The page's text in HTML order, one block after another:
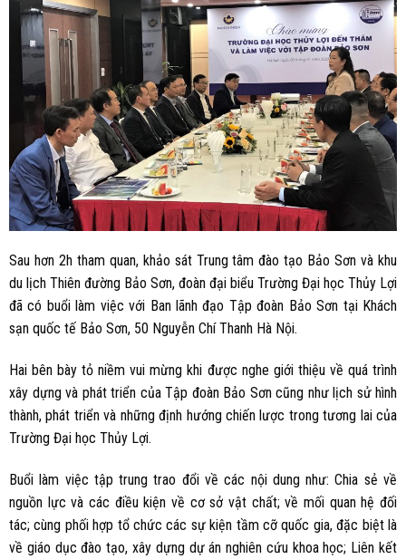
Sau hơn 2h tham quan, khảo sát Trung tâm đào tạo Bảo Sơn và khu
du lịch Thiên đường Bảo Sơn, đoàn đại biểu Trường Đại học Thủy Lợi
đã có buổi làm việc với Ban lãnh đạo Tập đoàn Bảo Sơn tại Khách
sạn quốc tế Bảo Sơn, 50 Nguyễn Chí Thanh Hà Nội.
Hai bên bày tỏ niềm vui mừng khi được nghe giới thiệu về quá trình
xây dựng và phát triển của Tập đoàn Bảo Sơn cũng như lịch sử hình
thành, phát triển và những định hướng chiến lược trong tương lai của
Trường Đại học Thủy Lợi.
Buổi làm việc tập trung trao đổi về các nội dung như: Chia sẻ về
nguồn lực và các điều kiện về cơ sở vật chất; về mối quan hệ đối
tác; cùng phối hợp tổ chức các sự kiện tầm cỡ quốc gia, đặc biệt là
về giáo dục đào tạo, xây dựng dự án nghiên cứu khoa học; Liên kết